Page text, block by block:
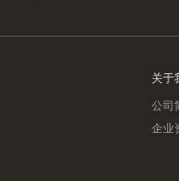
关于
公司
企业